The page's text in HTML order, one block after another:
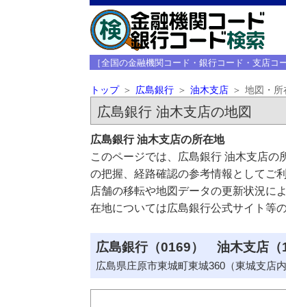
［全国の金融機関コード・銀行コード・支店コ
トップ 広島銀行 油木支店 地図・所
広島銀行 油木支店の地図
広島銀行 油木支店の所在地
このページでは、広島銀行 油木支店
の把握、経路確認の参考情報としてご利
店舗の移転や地図データの更新状況に
在地については広島銀行公式サイト等
広島銀行（0169） 油木支店（
広島県庄原市東城町東城360（東城支店内